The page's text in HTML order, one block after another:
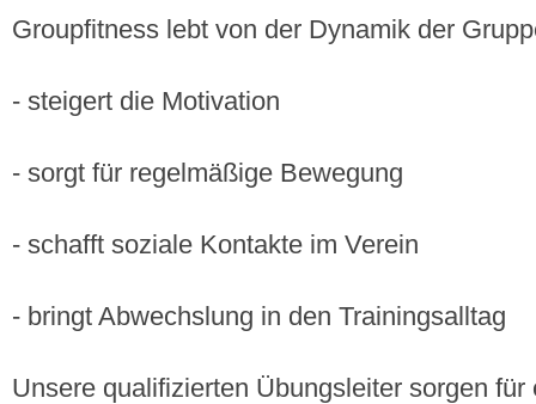
Groupfitness lebt von der Dynamik der
- steigert die Motivation
- sorgt für regelmäßige Bewegung
- schafft soziale Kontakte im Verein
- bringt Abwechslung in den Trainingsalltag
Unsere qualifizierten Übungsleiter sorgen für